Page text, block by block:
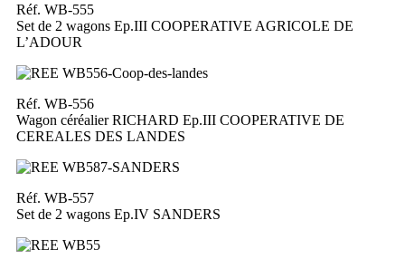
Réf. WB-555
Set de 2 wagons Ep.III COOPERATIVE AGRICOLE DE
L’ADOUR
Réf. WB-556
Wagon céréalier RICHARD Ep.III COOPERATIVE DE
CEREALES DES LANDES
Réf. WB-557
Set de 2 wagons Ep.IV SANDERS